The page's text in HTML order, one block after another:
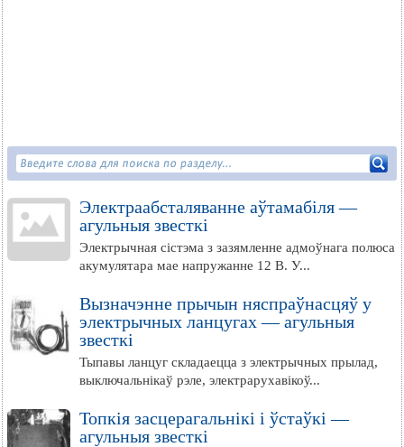
Электраабсталяванне аўтамабіля —
агульныя звесткі
Электрычная сістэма з зазямленне адмоўнага полюса
акумулятара мае напружанне 12 В. У...
Вызначэнне прычын няспраўнасцяў у
электрычных ланцугах — агульныя
звесткі
Тыпавы ланцуг складаецца з электрычных прылад,
выключальнікаў рэле, электрарухавікоў...
Топкія засцерагальнікі і ўстаўкі —
агульныя звесткі